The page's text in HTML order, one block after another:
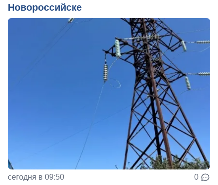
Новороссийске
сегодня в 09:50 0